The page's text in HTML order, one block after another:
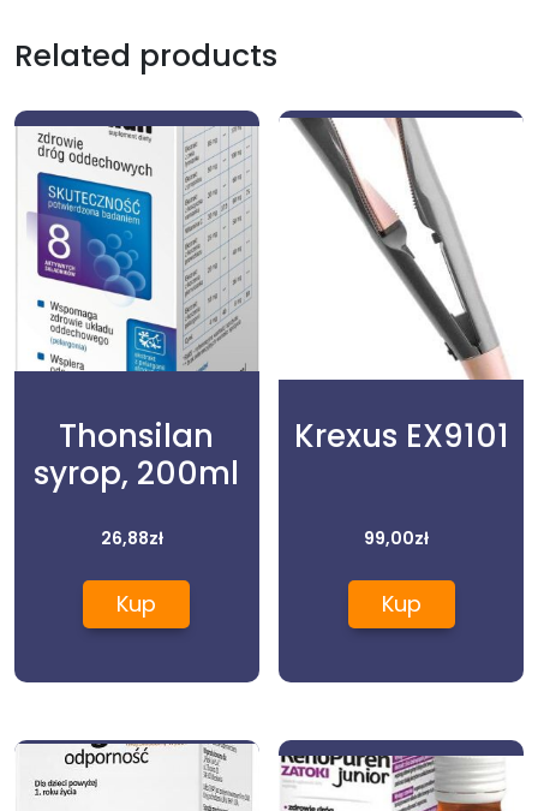
Related products
Thonsilan
syrop, 200ml
26,88zł
Kup
Krexus EX9101
99,00zł
Kup